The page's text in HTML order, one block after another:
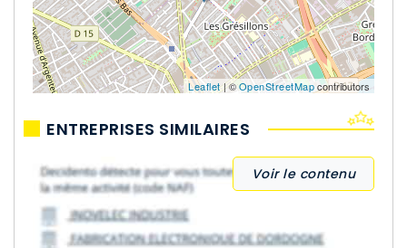
Leaflet| ©OpenStreetMapcontributors
ENTREPRISES SIMILAIRES
Voir le contenu